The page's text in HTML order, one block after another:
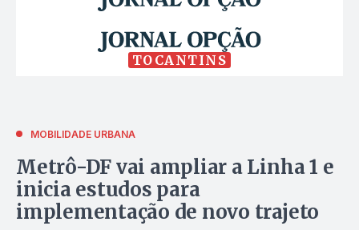
TOCANTINS
MOBILIDADE URBANA
Metrô-DF vai ampliar a Linha 1 e
inicia estudos para
implementação de novo trajeto